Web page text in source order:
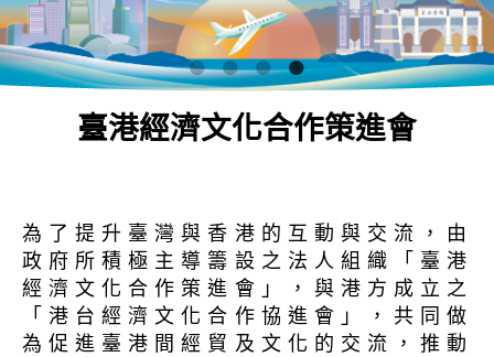
臺港經濟文化合作策進會
為了提升臺灣與香港的互動與交流，由
政府所積極主導籌設之法人組織「臺港
經濟文化合作策進會」，與港方成立之
「港台經濟文化合作協進會」，共同做
為促進臺港間經貿及文化的交流，推動